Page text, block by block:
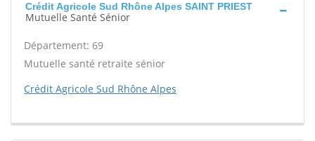
Crédit Agricole Sud Rhône Alpes SAINT PRIEST
Mutuelle Santé Sénior
Département: 69
Mutuelle santé retraite sénior
Crédit Agricole Sud Rhône Alpes